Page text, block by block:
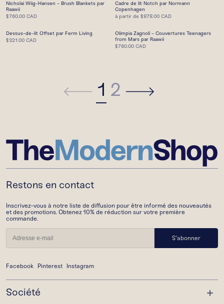
Nicholai Wiig-Hansen - Brush Blankets par
Raawii
$760.00 CAD
Cadre de lit Notch par Normann
Copenhagen
à partir de $878.00 CAD
Dessus-de-lit Offset par Ferm Living
$321.00 CAD
Olimpia Zagnoli - Couvertures Teenagers
from Mars par Raawii
$760.00 CAD
1 2
Société
Restons en contact
Inscrivez-vous à notre liste de diffusion pour être informé des nouveautés
et des promotions. Obtenez 10% de réduction sur votre première
commande.
S'abonner
Facebook Pinterest Instagram